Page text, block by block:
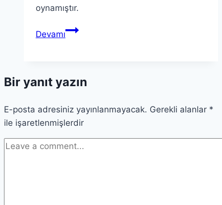
oynamıştır.
DevamıTeori
Perspektiflere
Bir yanıt yazın
E-posta adresiniz yayınlanmayacak. Gerekli alanlar *
ile işaretlenmişlerdir